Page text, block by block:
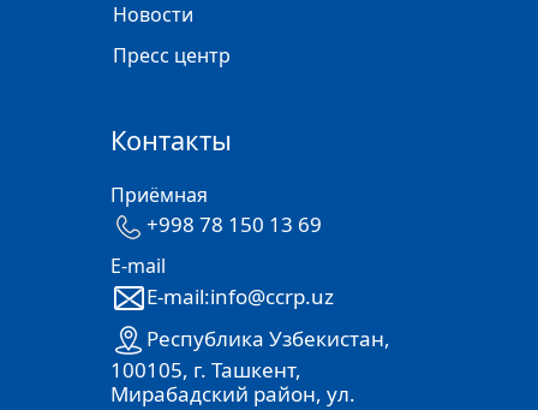
Новости
Пресс центр
Контакты
Приёмная
+998 78 150 13 69
E-mail
E-mail:info@ccrp.uz
Республика Узбекистан,
100105, г. Ташкент,
Мирабадский район, ул.